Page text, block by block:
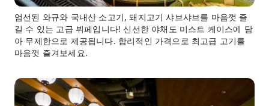
엄선된 와규와 국내산 소고기, 돼지고기 샤브샤브를 마음껏 즐
길 수 있는 고급 뷔페입니다! 신선한 야채도 미스트 케이스에 담
아 무제한으로 제공됩니다. 합리적인 가격으로 최고급 고기를
마음껏 즐겨보세요.